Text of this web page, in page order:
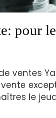
pour
ventes
le